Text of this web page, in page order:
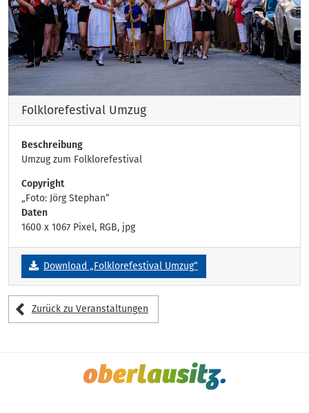
Folklorefestival Umzug
Beschreibung
Umzug zum Folklorefestival
Copyright
„Foto: Jörg Stephan“
Daten
1600 x 1067 Pixel, RGB, jpg
Download „Folklorefestival Umzug“
Zurück zu Veranstaltungen